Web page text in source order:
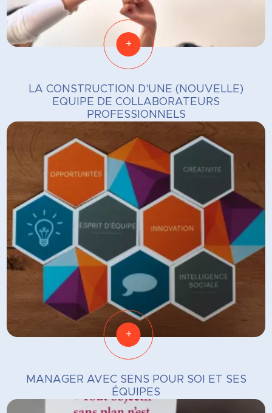
+
LA CONSTRUCTION D'UNE (NOUVELLE)
EQUIPE DE COLLABORATEURS
PROFESSIONNELS
+
MANAGER AVEC SENS POUR SOI ET SES
ÉQUIPES